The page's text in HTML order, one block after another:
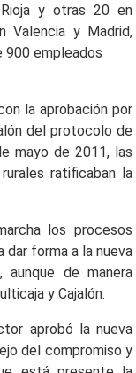
y otras 20 en
Valencia y Madrid,
900 empleados
la aprobación por
del protocolo de
mayo de 2011, las
ratificaban la
los procesos
dar forma a la nueva
aunque de manera
y Cajalón.
aprobó la nueva
del compromiso y